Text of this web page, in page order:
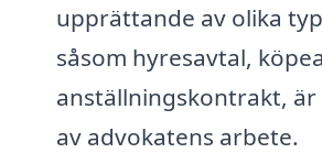
upprättande av olika
såsom hyresavtal,
anställningskontrakt, är
av advokatens arbete.